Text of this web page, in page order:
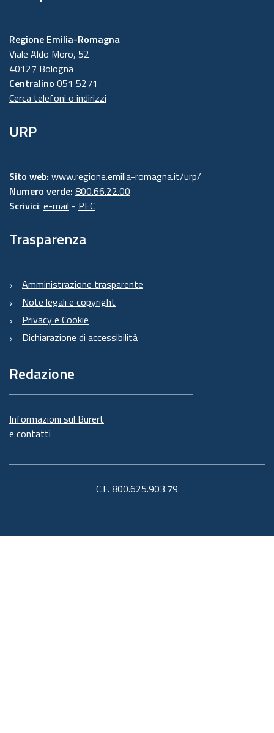
Regione Emilia-Romagna
Viale Aldo Moro, 52
40127 Bologna
Centralino 051 5271
Cerca telefoni o indirizzi
URP
Sito web: www.regione.emilia-romagna.it/urp/
Numero verde: 800.66.22.00
Scrivici: e-mail - PEC
Trasparenza
Amministrazione trasparente
Note legali e copyright
Privacy e Cookie
Dichiarazione di accessibilità
Redazione
Informazioni sul Burert
e contatti
C.F. 800.625.903.79